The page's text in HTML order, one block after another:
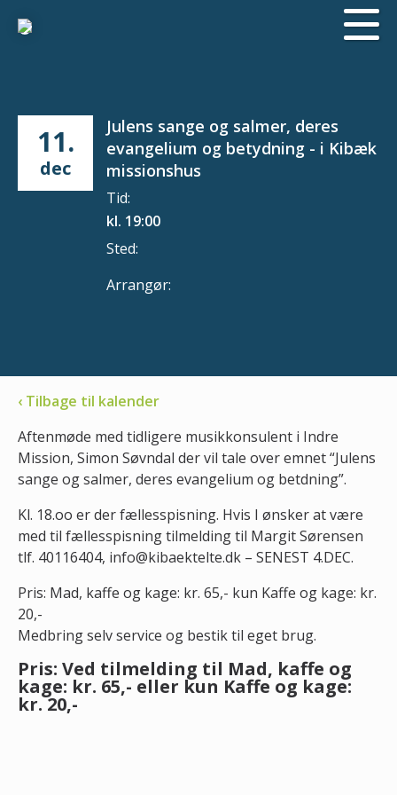
11.
dec
Julens sange og salmer, deres
evangelium og betydning - i Kibæk
missionshus
Tid:
kl. 19:00
Sted:
Arrangør:
‹ Tilbage til kalender
Aftenmøde med tidligere musikkonsulent i Indre
Mission, Simon Søvndal der vil tale over emnet “Julens
sange og salmer, deres evangelium og betdning”.
Kl. 18.oo er der fællesspisning. Hvis I ønsker at være
med til fællesspisning tilmelding til Margit Sørensen
tlf. 40116404, info@kibaektelte.dk – SENEST 4.DEC.
Pris: Mad, kaffe og kage: kr. 65,- kun Kaffe og kage: kr.
20,-
Medbring selv service og bestik til eget brug.
Pris: Ved tilmelding til Mad, kaffe og
kage: kr. 65,- eller kun Kaffe og kage:
kr. 20,-